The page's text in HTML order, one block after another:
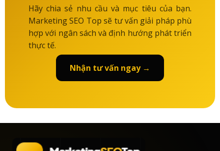
Hãy chia sẻ nhu cầu và mục tiêu của bạn.
Marketing SEO Top sẽ tư vấn giải pháp phù
hợp với ngân sách và định hướng phát triển
thực tế.
Nhận tư vấn ngay →